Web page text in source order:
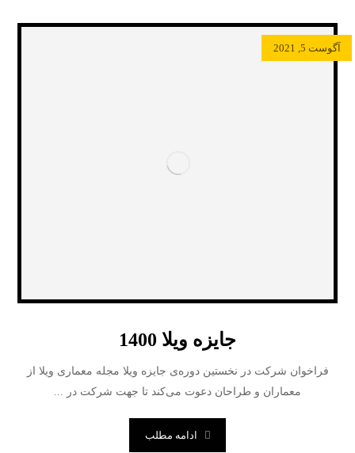
جایزه‌ ویلا 1400
آگوست 5, 2021
فراخوان شرکت در نخستین دوره‌ی جایزه­ ویلا مجله­ معماری ویلا از
معماران و طراحان دعوت می­‌کند تا جهت شرکت در ...
ادامه مطلب